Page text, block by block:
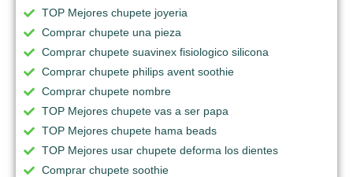
TOP Mejores chupete joyeria
Comprar chupete una pieza
Comprar chupete suavinex fisiologico silicona
Comprar chupete philips avent soothie
Comprar chupete nombre
TOP Mejores chupete vas a ser papa
TOP Mejores chupete hama beads
TOP Mejores usar chupete deforma los dientes
Comprar chupete soothie